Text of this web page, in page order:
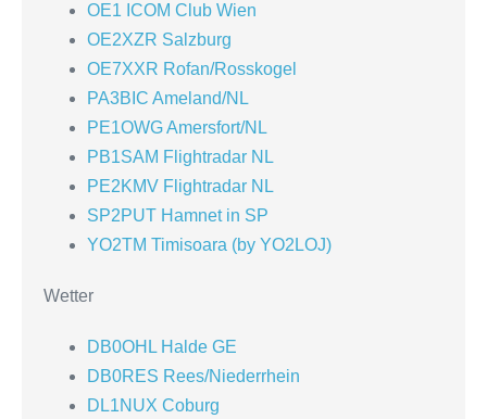
OE1 ICOM Club Wien
OE2XZR Salzburg
OE7XXR Rofan/Rosskogel
PA3BIC Ameland/NL
PE1OWG Amersfort/NL
PB1SAM Flightradar NL
PE2KMV Flightradar NL
SP2PUT Hamnet in SP
YO2TM Timisoara (by YO2LOJ)
Wetter
DB0OHL Halde GE
DB0RES Rees/Niederrhein
DL1NUX Coburg